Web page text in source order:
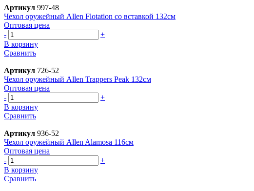
Артикул 997-48
Чехол оружейный Allen Flotation со вставкой 132см
Оптовая цена
-
+
В корзину
Сравнить
Артикул 726-52
Чехол оружейный Allen Trappers Peak 132см
Оптовая цена
-
+
В корзину
Сравнить
Артикул 936-52
Чехол оружейный Allen Alamosa 116см
Оптовая цена
-
+
В корзину
Сравнить